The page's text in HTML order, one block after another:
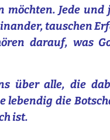
möchten. Jede
tauschen
darauf, was
über alle, die
lebendig die
ist.